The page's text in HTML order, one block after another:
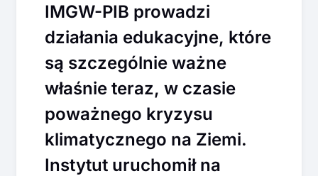
IMGW-PIB prowadzi
działania edukacyjne, które
są szczególnie ważne
właśnie teraz, w czasie
poważnego kryzysu
klimatycznego na Ziemi.
Instytut uruchomił na